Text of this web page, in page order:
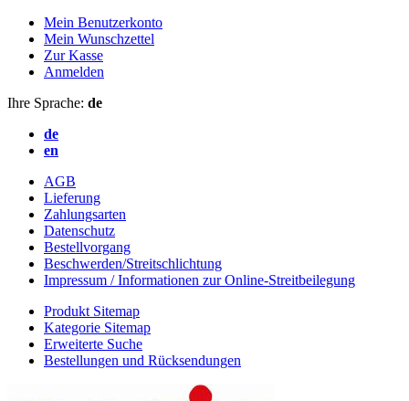
Mein Benutzerkonto
Mein Wunschzettel
Zur Kasse
Anmelden
Ihre Sprache: de
de
en
AGB
Lieferung
Zahlungsarten
Datenschutz
Bestellvorgang
Beschwerden/Streitschlichtung
Impressum / Informationen zur Online-Streitbeilegung
Produkt Sitemap
Kategorie Sitemap
Erweiterte Suche
Bestellungen und Rücksendungen